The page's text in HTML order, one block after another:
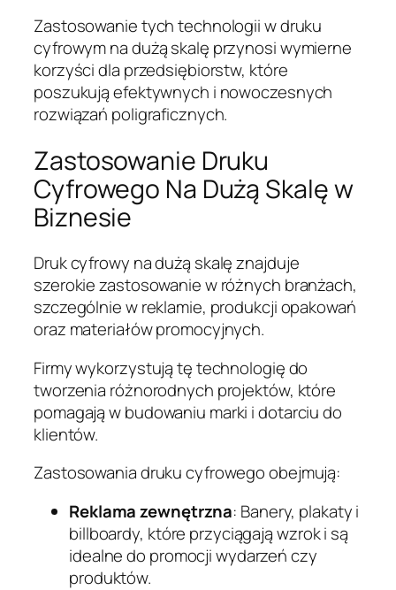
Zastosowanie tych technologii w druku
cyfrowym na dużą skalę przynosi wymierne
korzyści dla przedsiębiorstw, które
poszukują efektywnych i nowoczesnych
rozwiązań poligraficznych.
Zastosowanie Druku
Cyfrowego Na Dużą Skalę w
Biznesie
Druk cyfrowy na dużą skalę znajduje
szerokie zastosowanie w różnych branżach,
szczególnie w reklamie, produkcji opakowań
oraz materiałów promocyjnych.
Firmy wykorzystują tę technologię do
tworzenia różnorodnych projektów, które
pomagają w budowaniu marki i dotarciu do
klientów.
Zastosowania druku cyfrowego obejmują:
Reklama zewnętrzna: Banery, plakaty i
billboardy, które przyciągają wzrok i są
idealne do promocji wydarzeń czy
produktów.